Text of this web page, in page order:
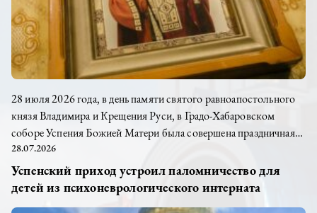
28 июля 2026 года, в день памяти святого равноапостольного
князя Владимира и Крещения Руси, в Градо-Хабаровском
соборе Успения Божией Матери была совершена праздничная
Божественная литургия. Богослужение возглавил клирик
Успенского прихода иерей Алексей Шарапа. Святой
равноапостольный великий князь Владимира – Креститель
28.07.2026
Успенский приход устроил паломничество для
детей из психоневрологического интерната